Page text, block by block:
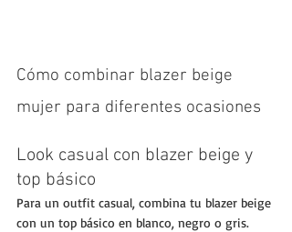
Cómo combinar blazer beige
mujer para diferentes ocasiones
Look casual con blazer beige y
top básico
Para un outfit casual, combina tu blazer beige
con un top básico en blanco, negro o gris.